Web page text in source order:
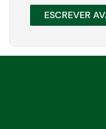
ESCREVER